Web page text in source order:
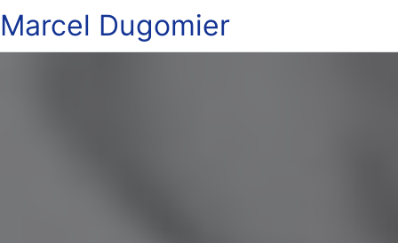
Marcel Dugomier